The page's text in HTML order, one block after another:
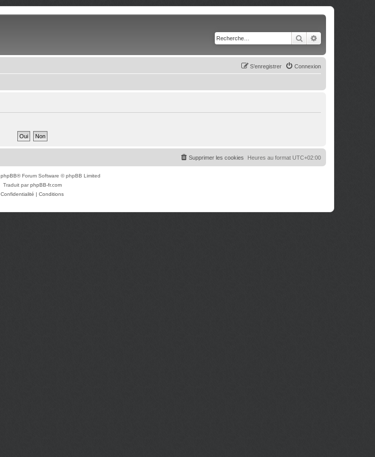
Rechercher
Connexion
S’enregistrer
Heures au format UTC+02:00
Supprimer les cookies
phpBB® Forum Software © phpBB Limited
Traduit parphpBB-fr.com
Confidentialité | Conditions